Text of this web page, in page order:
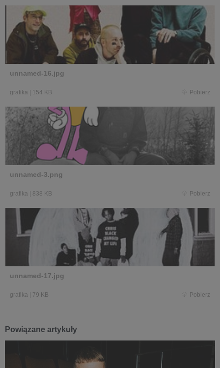
unnamed-16.jpg
grafika 154 KB Pobierz
unnamed-3.png
grafika 838 KB Pobierz
unnamed-17.jpg
grafika 79 KB Pobierz
Powiązane artykuły